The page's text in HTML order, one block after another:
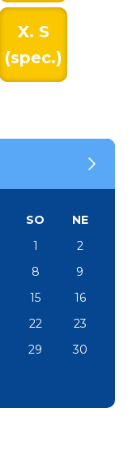
X. S
(spec.)
SO
NE
1
2
8
9
15
16
22
23
29
30